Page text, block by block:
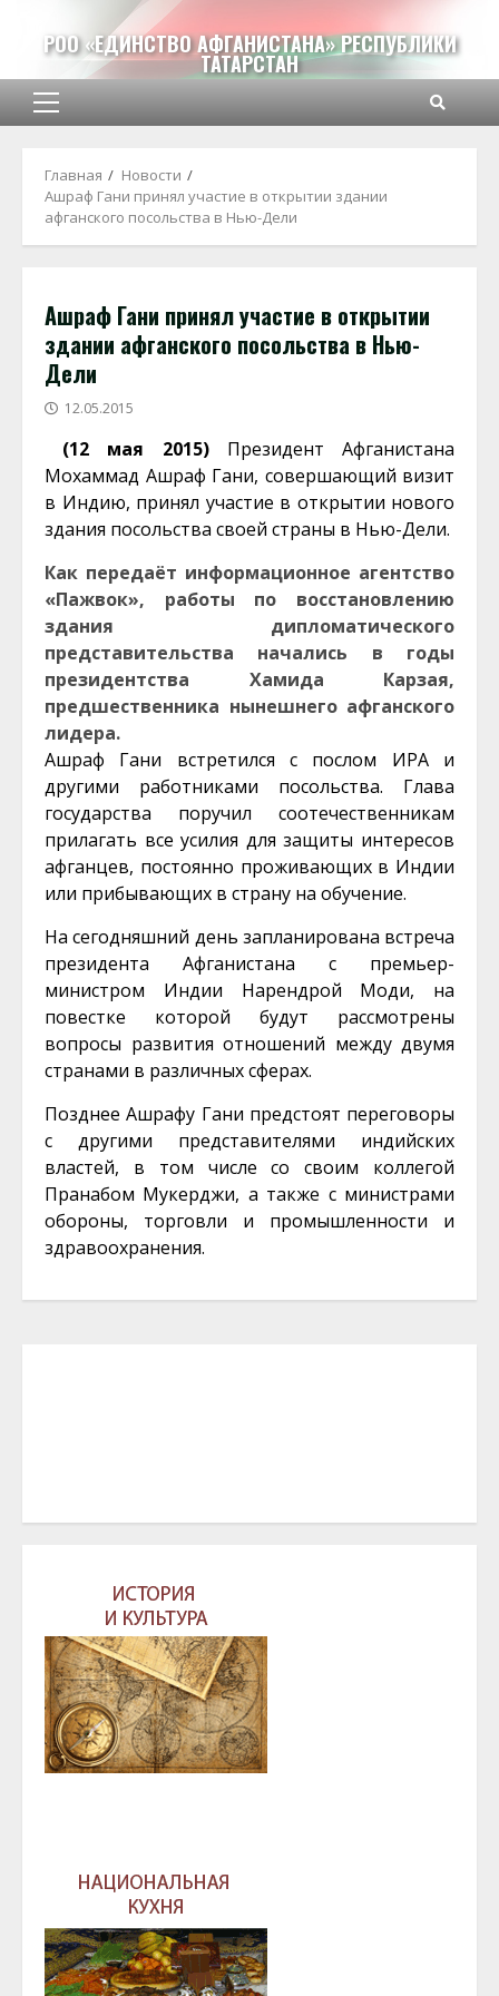
содержимому
РОО «ЕДИНСТВО АФГАНИСТАНА» РЕСПУБЛИКИ
ТАТАРСТАН
Основное
Главная
Новости
Ашраф Гани принял участие в открытии здании
афганского посольства в Нью-Дели
Ашраф Гани принял участие в открытии
здании афганского посольства в Нью-
Дели
12.05.2015
(12 мая 2015)Президент Афганистана
Мохаммад Ашраф Гани, совершающий визит
в Индию, принял участие в открытии нового
здания посольства своей страны в Нью-Дели.
Как передаёт информационное агентство
«Пажвок», работы по восстановлению
здания дипломатического
представительства начались в годы
президентства Хамида Карзая,
предшественника нынешнего афганского
лидера.
Ашраф Гани встретился с послом ИРА и
другими работниками посольства. Глава
государства поручил соотечественникам
прилагать все усилия для защиты интересов
афганцев, постоянно проживающих в Индии
или прибывающих в страну на обучение.
На сегодняшний день запланирована встреча
президента Афганистана с премьер-
министром Индии Нарендрой Моди, на
повестке которой будут рассмотрены
вопросы развития отношений между двумя
странами в различных сферах.
Позднее Ашрафу Гани предстоят переговоры
с другими представителями индийских
властей, в том числе со своим коллегой
Пранабом Мукерджи, а также с министрами
обороны, торговли и промышленности и
здравоохранения.